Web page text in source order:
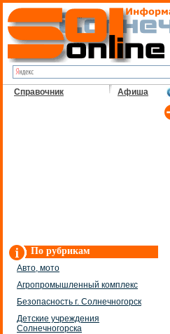
Справочник Афиша
По рубрикам
Авто, мото
Агропромышленный комплекс
Безопасность г. Солнечногорск
Детские учреждения
Солнечногорска